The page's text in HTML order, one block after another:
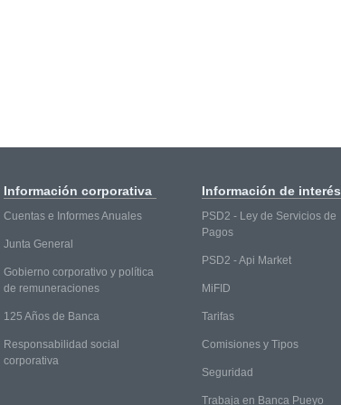
Información corporativa
Cuentas e Informes Anuales
Junta General
Gobierno corporativo y política
de remuneraciones
125 Años de Banca
Responsabilidad social
corporativa
Información de interés
PSD2 - Ley de Servicios de
Pagos
PSD2 - Api Market
MiFID
Tarifas
Comisiones y Tipos
Seguridad
Trabaja en Banca Pueyo